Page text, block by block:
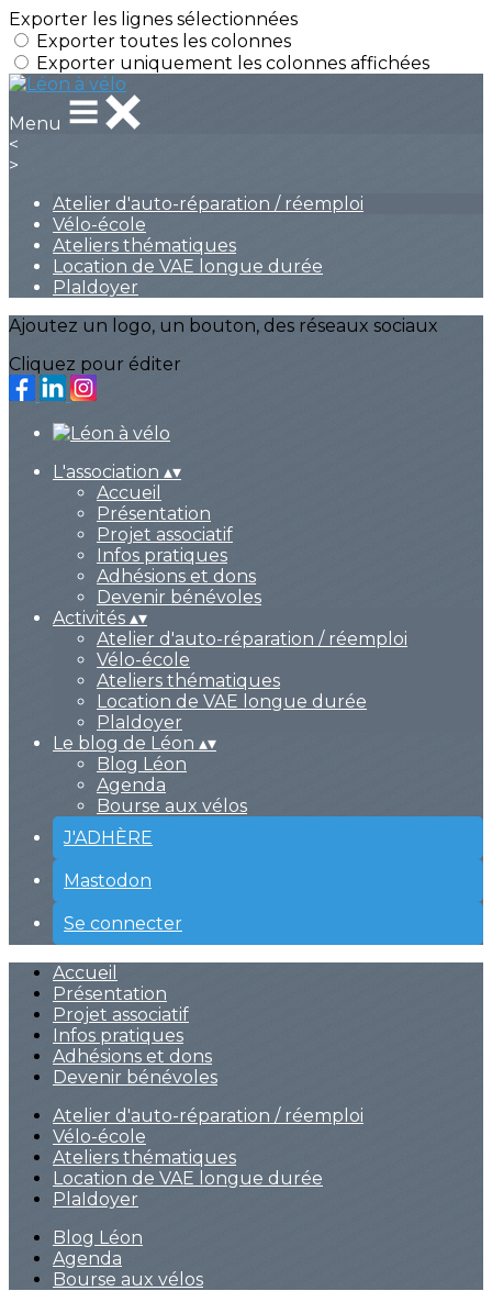
Exporter les lignes sélectionnées
Exporter toutes les colonnes
Exporter uniquement les colonnes affichées
Menu
<
>
Atelier d'auto-réparation / réemploi
Vélo-école
Ateliers thématiques
Location de VAE longue durée
PlaIdoyer
Ajoutez un logo, un bouton, des réseaux sociaux
Cliquez pour éditer
L'association ▴▾
Accueil
Présentation
Projet associatif
Infos pratiques
Adhésions et dons
Devenir bénévoles
Activités ▴▾
Atelier d'auto-réparation / réemploi
Vélo-école
Ateliers thématiques
Location de VAE longue durée
PlaIdoyer
Le blog de Léon ▴▾
Blog Léon
Agenda
Bourse aux vélos
J'ADHÈRE
Mastodon
Se connecter
Accueil
Présentation
Projet associatif
Infos pratiques
Adhésions et dons
Devenir bénévoles
Atelier d'auto-réparation / réemploi
Vélo-école
Ateliers thématiques
Location de VAE longue durée
PlaIdoyer
Blog Léon
Agenda
Bourse aux vélos